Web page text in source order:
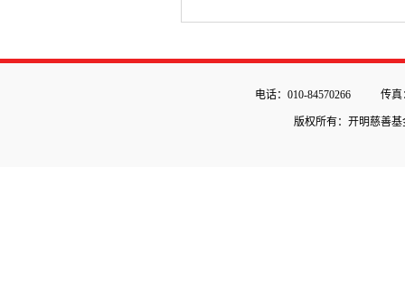
电话：010-84570266 传真
版权所有：开明慈善基